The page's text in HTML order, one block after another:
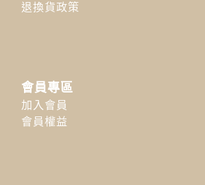
退換貨政策
會員專區
加入會員
會員權益